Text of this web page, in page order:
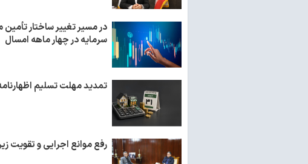
سرمایه در چهار ماهه امسال
تمدید مهلت تسلیم اظهارنامه
رفع موانع اجرایی و تقویت